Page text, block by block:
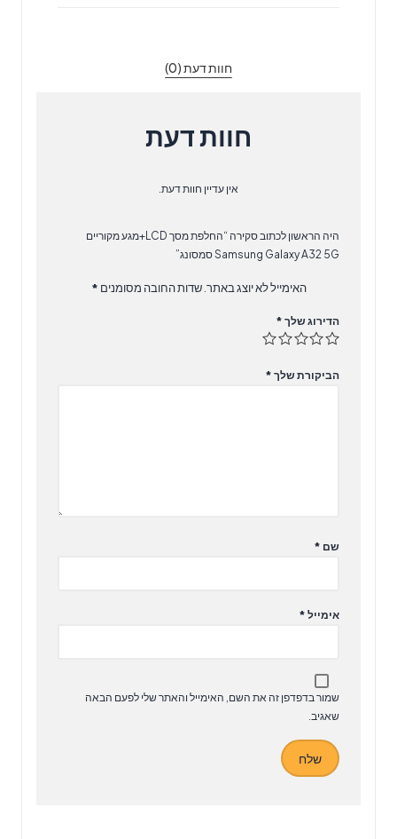
חוות דעת (0)
חוות דעת
אין עדיין חוות דעת.
היה הראשון לכתוב סקירה “החלפת מסך LCD+מגע מקוריים
Samsung Galaxy A32 5G סמסונג”
האימייל לא יוצג באתר. שדות החובה מסומנים *
הדירוג שלך *
הביקורת שלך *
שם *
אימייל *
שמור בדפדפן זה את השם, האימייל והאתר שלי לפעם הבאה
שאגיב.